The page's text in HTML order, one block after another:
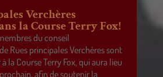
Verchères
la Course Terry Fox!
du conseil
Rues principales Verchères sont
la Course Terry Fox, qui aura lieu
afin de soutenir la